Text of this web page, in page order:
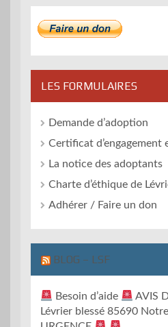
LES FORMULAIRES
Demande d’adoption
Certificat d’engagement
La notice des adoptants
Charte d’éthique de
Adhérer / Faire un don
BLOG – LSF
Besoin d’aide
AVIS
Lévrier blessé 85690